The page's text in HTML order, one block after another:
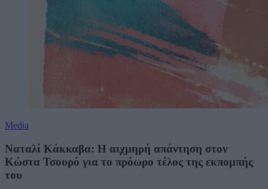
Media
Ναταλί Κάκκαβα: Η αιχμηρή απάντηση στον
Κώστα Τσουρό για το πρόωρο τέλος της εκπομπής
του